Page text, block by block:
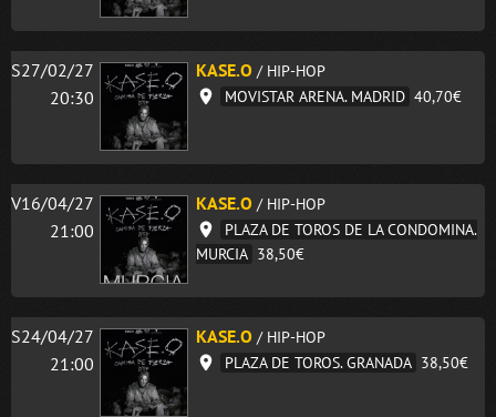
S27/02/27
20:30
KASE.O / HIP-HOP
MOVISTAR ARENA. MADRID 40,70€
V16/04/27
21:00
KASE.O / HIP-HOP
PLAZA DE TOROS DE LA CONDOMINA.
MURCIA 38,50€
S24/04/27
21:00
KASE.O / HIP-HOP
PLAZA DE TOROS. GRANADA 38,50€